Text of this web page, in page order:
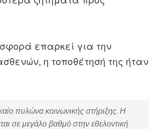
επαρκεί για την
η τοποθέτησή της ήταν
πυλώνα κοινωνικής στήριξης. Η
σε μεγάλο βαθμό στην εθελοντική